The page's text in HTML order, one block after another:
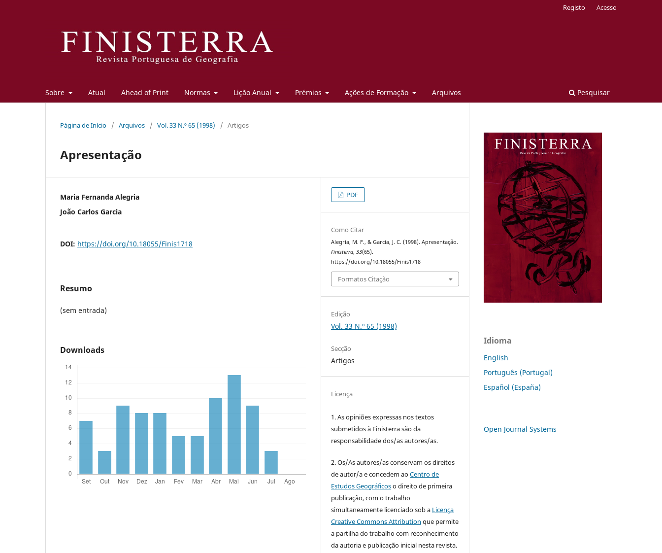
Sobre Atual Ahead of Print Normas Lição Anual Prémios Ações de Formação Arquivos Pesquisar
Registo Acesso
Página de Início / Arquivos / Vol. 33 N.º 65 (1998) / Artigos
Apresentação
Maria Fernanda Alegria
João Carlos Garcia
DOI: https://doi.org/10.18055/Finis1718
Resumo
(sem entrada)
Downloads
PDF
Como Citar
Alegria, M. F., & Garcia, J. C. (1998). Apresentação.
Finisterra,33(65).
https://doi.org/10.18055/Finis1718
Formatos Citação
Edição
Vol. 33 N.º 65 (1998)
Secção
Artigos
Licença
1. As opiniões expressas nos textos
submetidos à Finisterra são da
responsabilidade dos/as autores/as.
2. Os/As autores/as conservam os direitos
de autor/a e concedem aoCentro de
Estudos Geográficoso direito de primeira
publicação, com o trabalho
simultaneamente licenciado sob a Licença
Creative Commons Attribution que permite
a partilha do trabalho com reconhecimento
da autoria e publicação inicial nesta revista.
Idioma
English
Português (Portugal)
Español (España)
Open Journal Systems